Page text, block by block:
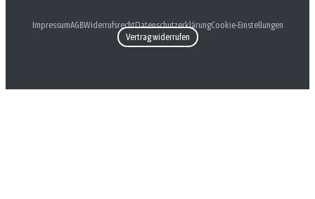
ImpressumAGBWiderrufsrechtDatenschutzerklärungCookie-Einstellungen
Vertrag widerrufen